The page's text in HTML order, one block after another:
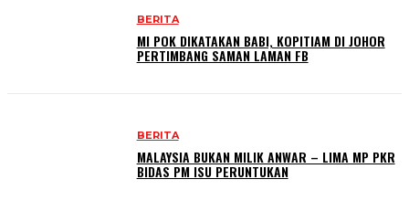
BERITA
MI POK DIKATAKAN BABI, KOPITIAM DI JOHOR
PERTIMBANG SAMAN LAMAN FB
BERITA
MALAYSIA BUKAN MILIK ANWAR – LIMA MP PKR
BIDAS PM ISU PERUNTUKAN